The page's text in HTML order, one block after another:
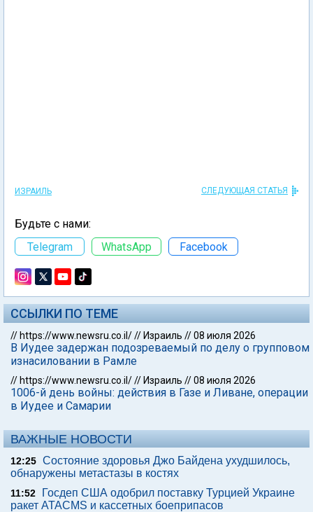
ИЗРАИЛЬ СЛЕДУЮЩАЯ СТАТЬЯ
Будьте с нами:
Telegram
WhatsApp Facebook
ССЫЛКИ ПО ТЕМЕ
// https://www.newsru.co.il/// Израиль //08 июля 2026
В Иудее задержан подозреваемый по делу о групповом
изнасиловании в Рамле
// https://www.newsru.co.il/// Израиль //08 июля 2026
1006-й день войны: действия в Газе и Ливане, операции
в Иудее и Самарии
ВАЖНЫЕ НОВОСТИ
12:25 Состояние здоровья Джо Байдена ухудшилось,
обнаружены метастазы в костях
11:52
Госдеп США одобрил поставку Турцией Украине
ракет ATACMS и кассетных боеприпасов